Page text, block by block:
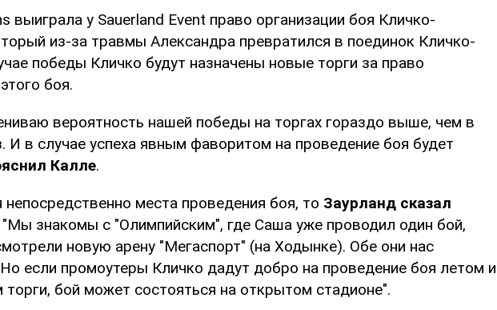
выиграла у Sauerland Event право организации боя Кличко-
из-за травмы Александра превратился в поединок Кличко-
победы Кличко будут назначены новые торги за право
боя.
вероятность нашей победы на торгах гораздо выше, чем в
И в случае успеха явным фаворитом на проведение боя будет
Калле.
непосредственно места проведения боя, то Заурланд сказал
"Мы знакомы с "Олимпийским", где Саша уже проводил один бой,
новую арену "Мегаспорт" (на Ходынке). Обе они нас
если промоутеры Кличко дадут добро на проведение боя летом и
бой может состояться на открытом стадионе".